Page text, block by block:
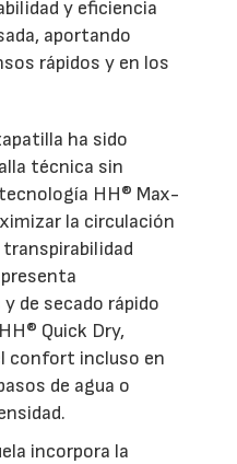
y eficiencia
aportando
rápidos y en los
ha sido
técnica sin
HH® Max-
la circulación
de secado rápido
Quick Dry,
confort incluso en
de agua o
incorpora la